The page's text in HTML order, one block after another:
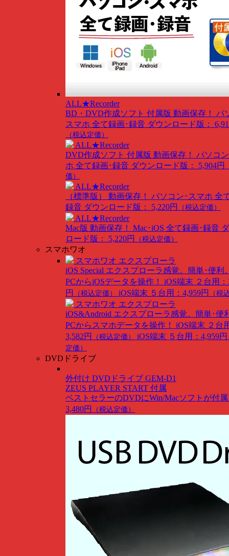
ALL★Recorder
BD・DVD作成ソフト 付属版 動画保存！ パ
スマホ 全て録画･録音 ダウンロード版：
（税込定価）
ALL★Recorder
DVD作成ソフト 付属版 動画保存！ パソコ
ホ 全て録画･録音 ダウンロード版： 5,904円
価）
ALL★Recorder
（標準版） 動画保存！ パソコン･スマホ 全
録音 ダウンロード版： 5,220円 （税込定価）
ALL★Recorder
Mac版 動画保存！ Mac･iOS 全て録画･録音
ロード版： 5,220円
（税込定価）
スマホワオ
スマホワオ エクスプローラ
iOS Special エクスプローラ感覚。簡単･便利
PCからiOSデータを操作！ iOS端末 ２台用：
円
（税込定価） iOS端末 ５台用：4,959円 （税
スマホワオ エクスプローラ
iOS&Android エクスプローラ感覚。簡単･便
PCからスマホデータを操作！ iOS端末 ２台
3,582円
（税込定価） iOS端末 ５台用：4,959円
定価）
DVDドライブ
外付け DVDドライブ GEM-D1
ZEUS PLAYER START 付属
ベストセラーのDVDにWin/Macソフトが付
3,480円
（税込定価）